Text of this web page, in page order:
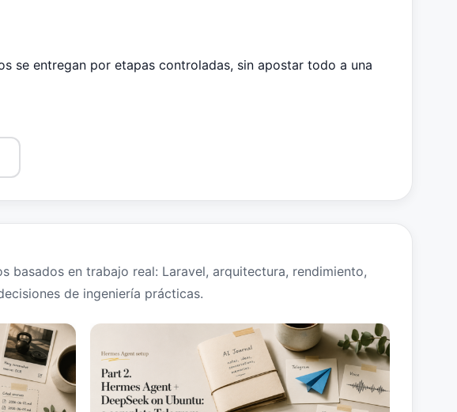
se entregan por etapas controladas, sin apostar todo a una
basados en trabajo real: Laravel, arquitectura, rendimiento,
de ingeniería prácticas.